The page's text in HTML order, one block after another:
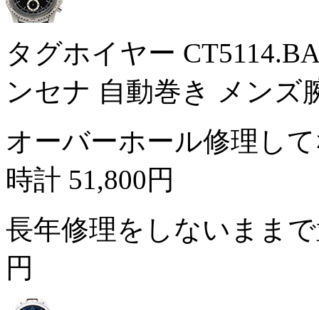
タグホイヤー
ンセナ 自動巻き メンズ
オーバーホール修理し
時計 51,800円
長年修理をしないまま
円